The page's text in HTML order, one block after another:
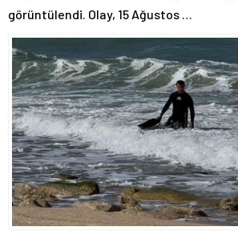
görüntülendi. Olay, 15 Ağustos …